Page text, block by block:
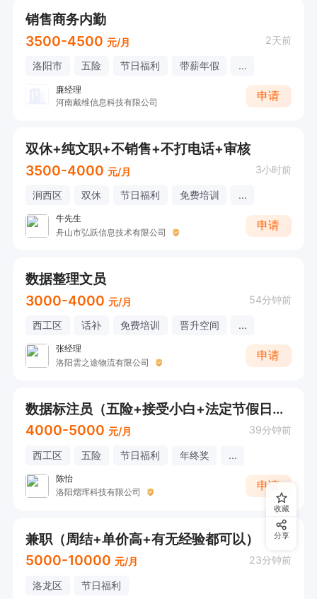
销售商务内勤
3500-4500 元/月 2天前
洛阳市 五险 节日福利 带薪年假 ...
廉经理
河南戴维信息科技有限公司
申请
双休+纯文职+不销售+不打电话+审核
3500-4000 元/月 3小时前
涧西区 双休 节日福利 免费培训 ...
牛先生
舟山市弘跃信息技术有限公司
申请
数据整理文员
3000-4000 元/月 54分钟前
西工区 话补 免费培训 晋升空间 ...
张经理
洛阳雲之途物流有限公司
申请
数据标注员（五险+接受小白+法定节假日+无销售）
4000-5000 元/月 39分钟前
西工区 五险 节日福利 年终奖 ...
陈怡
洛阳熠珲科技有限公司
申请
兼职（周结+单价高+有无经验都可以）
5000-10000 元/月 23分钟前
洛龙区 节日福利
收藏
分享